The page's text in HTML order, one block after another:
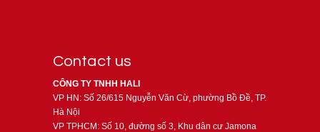
Contact us
CÔNG TY TNHH HALI
VP HN: Số 26/615 Nguyễn Văn Cừ, phường Bồ Đề, TP.
Hà Nội
VP TPHCM: Số 10, đường số 3, Khu dân cư Jamona